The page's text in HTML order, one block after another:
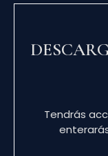
Tendrás